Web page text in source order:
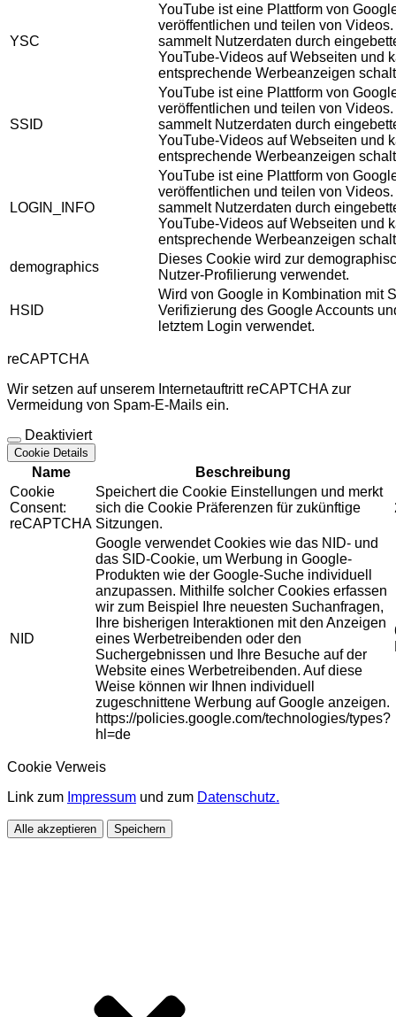
YSC
YouTube ist eine Plattform von
veröffentlichen und teilen von
sammelt Nutzerdaten durch
YouTube-Videos auf Webseiten und
entsprechende Werbeanzeigen
SSID
YouTube ist eine Plattform von
veröffentlichen und teilen von
sammelt Nutzerdaten durch
YouTube-Videos auf Webseiten und
entsprechende Werbeanzeigen
LOGIN_INFO
YouTube ist eine Plattform von
veröffentlichen und teilen von
sammelt Nutzerdaten durch
YouTube-Videos auf Webseiten und
entsprechende Werbeanzeigen
demographics
Dieses Cookie wird zur
Nutzer-Profilierung verwendet.
HSID
Wird von Google in Kombination mit
Verifizierung des Google Accounts
letztem Login verwendet.
reCAPTCHA
Wir setzen auf unserem Internetauftritt reCAPTCHA zur
Vermeidung von Spam-E-Mails ein.
Deaktiviert
Cookie Details
Name
Beschreibung
Cookie
Consent:
reCAPTCHA
Speichert die Cookie Einstellungen und merkt
sich die Cookie Präferenzen für zukünftige
Sitzungen.
NID
Google verwendet Cookies wie das NID- und
das SID-Cookie, um Werbung in Google-
Produkten wie der Google-Suche individuell
anzupassen. Mithilfe solcher Cookies erfassen
wir zum Beispiel Ihre neuesten Suchanfragen,
Ihre bisherigen Interaktionen mit den Anzeigen
eines Werbetreibenden oder den
Suchergebnissen und Ihre Besuche auf der
Website eines Werbetreibenden. Auf diese
Weise können wir Ihnen individuell
zugeschnittene Werbung auf Google anzeigen.
https://policies.google.com/technologies/types?
hl=de
Cookie Verweis
Link zum Impressum und zum Datenschutz.
Alle akzeptieren Speichern